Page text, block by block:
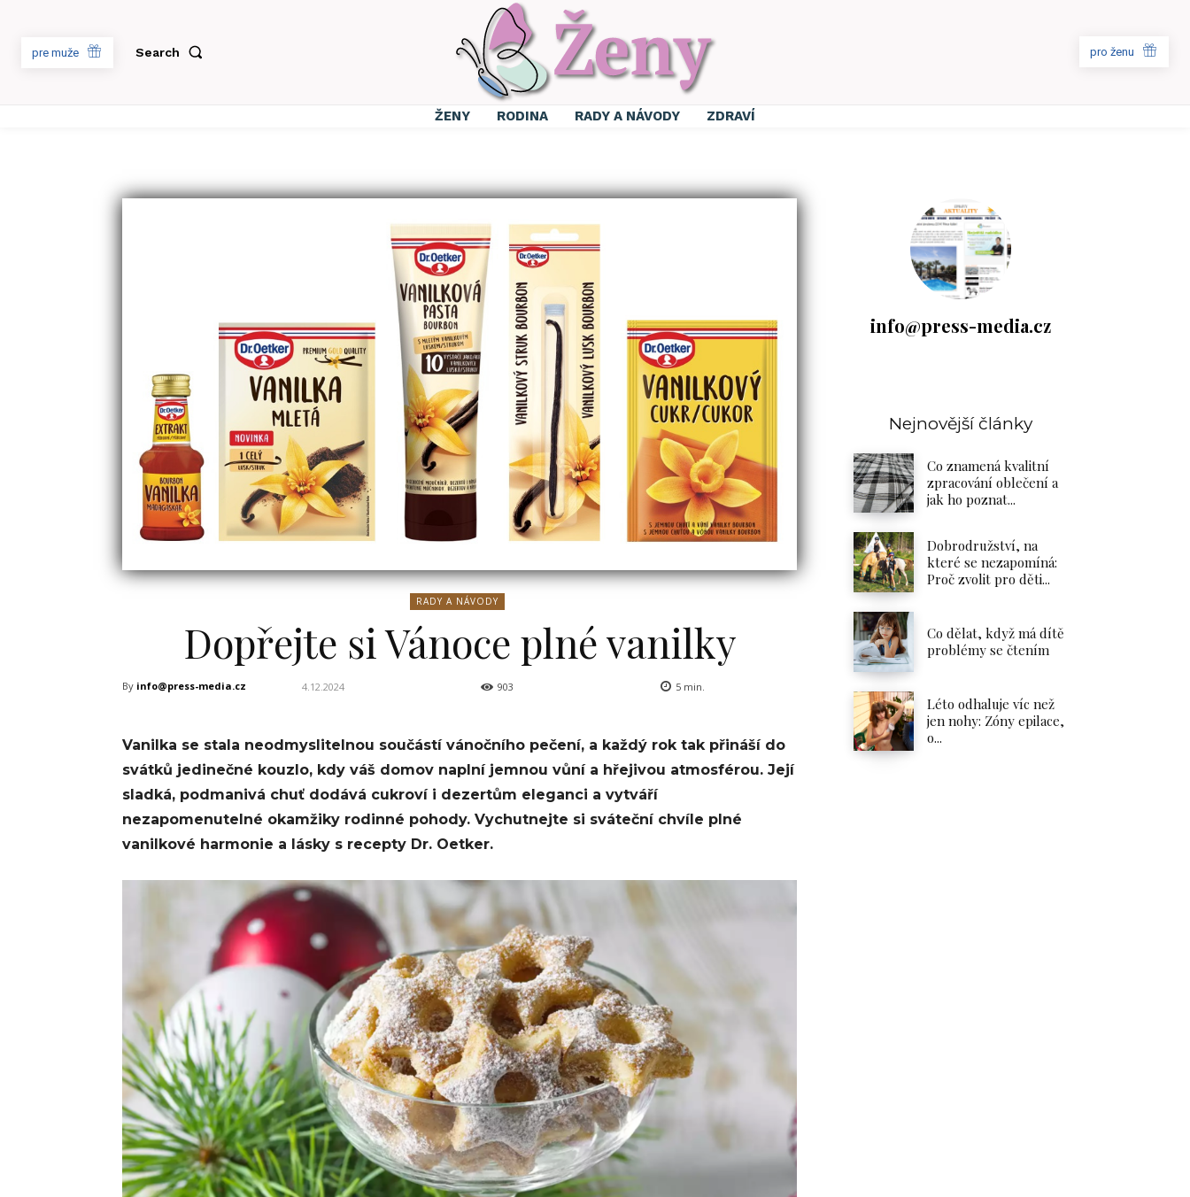
pre muže Search pro ženu
ŽENY RODINA RADY A NÁVODY ZDRAVÍ
RADY A NÁVODY
Dopřejte si Vánoce plné vanilky
By info@press-media.cz 4.12.2024 903 5min.
Vanilka se stala neodmyslitelnou součástí vánočního pečení, a každý rok tak přináší do
svátků jedinečné kouzlo, kdy váš domov naplní jemnou vůní a hřejivou atmosférou. Její
sladká, podmanivá chuť dodává cukroví i dezertům eleganci a vytváří
nezapomenutelné okamžiky rodinné pohody. Vychutnejte si sváteční chvíle plné
vanilkové harmonie a lásky s recepty Dr. Oetker.
info@press-media.cz
Nejnovější články
Co znamená kvalitní
zpracování oblečení a
jak ho poznat...
Dobrodružství, na
které se nezapomíná:
Proč zvolit pro děti...
Co dělat, když má dítě
problémy se čtením
Léto odhaluje víc než
jen nohy: Zóny epilace,
o...